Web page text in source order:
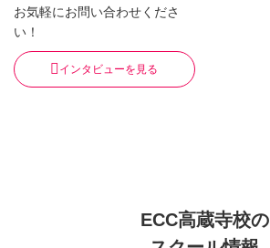
お気軽にお問い合わせくださ
い！
インタビューを見る
ECC高蔵寺校の